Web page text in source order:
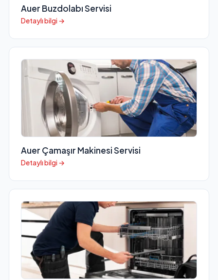
Auer Buzdolabı Servisi
Detaylı bilgi →
Auer Çamaşır Makinesi Servisi
Detaylı bilgi →